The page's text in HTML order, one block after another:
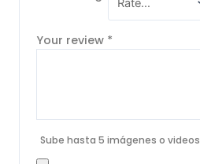
Your review *
Sube hasta 5 imágenes o videos